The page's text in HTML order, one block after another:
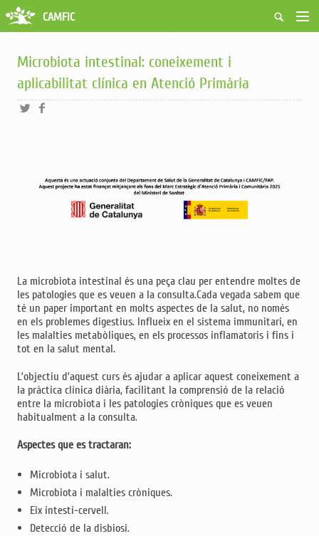
Qui som
Fes-te soci
Activitats
Borsa de treball
CAMFiC
Microbiota intestinal: coneixement i
aplicabilitat clínica en Atenció Primària
La microbiota intestinal és una peça clau per entendre moltes de
les patologies que es veuen a la consulta.Cada vegada sabem que
té un paper important en molts aspectes de la salut, no només
en els problemes digestius. Influeix en el sistema immunitari, en
les malalties metabòliques, en els processos inflamatoris i fins i
tot en la salut mental.
L’objectiu d’aquest curs és ajudar a aplicar aquest coneixement a
la pràctica clínica diària, facilitant la comprensió de la relació
entre la microbiota i les patologies cròniques que es veuen
habitualment a la consulta.
Aspectes que es tractaran:
Microbiota i salut.
Microbiota i malalties cròniques.
Eix intestí-cervell.
Detecció de la disbiosi.